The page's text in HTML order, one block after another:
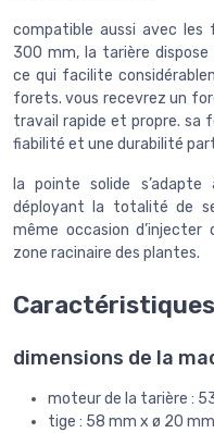
compatible aussi avec les
300 mm, la tarière dispose
ce qui facilite
forets. vous recevrez un
travail rapide et propre. sa
fiabilité et une durabilité
la pointe solide
déployant la totalité de
même occasion d’injecter
zone racinaire des plantes.
dimensions de la
moteur de la tarière :
tige : 58 mm x ø 20 mm